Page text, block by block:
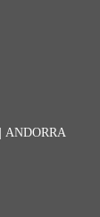
ANDORRA